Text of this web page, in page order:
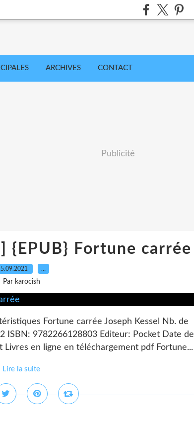
ARCHIVES CONTACT
Publicité
{EPUB} Fortune carrée
…
Par karocish
Fortune carrée Joseph Kessel Nb. de
ISBN: 9782266128803 Editeur: Pocket Date de
en ligne en téléchargement pdf Fortune...
Lire la suite